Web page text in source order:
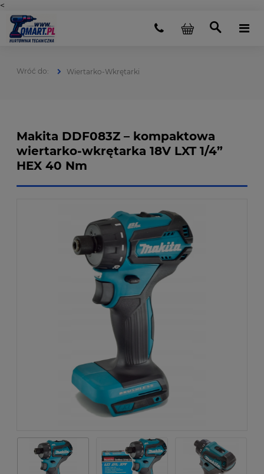
<
Wiertarko-Wkrętarki
Makita DDF083Z – kompaktowa
wiertarko-wkrętarka 18V LXT 1/4”
HEX 40 Nm